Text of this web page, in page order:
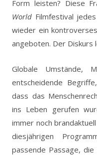
Form leisten? Diese
World Filmfestival
wieder ein
angeboten. Der Diskurs
Globale Umstände,
entscheidende
dass das
ins Leben gerufen
immer noch
diesjährigen
passende Passage,